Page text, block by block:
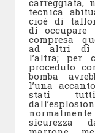
carreggiata,
tecnica
cioè di
di occupare
compresa
ad altri di
l’altra; per
proceduto
bomba
l’una
stati
sicurezza